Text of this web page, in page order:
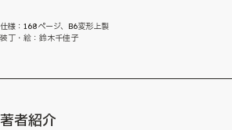
仕様：168ページ、B6変形上製
装丁・絵：鈴木千佳子
著者紹介